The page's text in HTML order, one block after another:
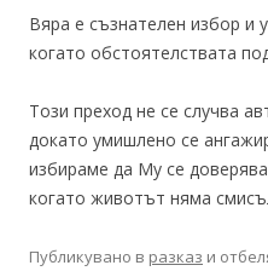
Вяра е съзнателен избор и
когато обстоятелствата
Този преход не се случва
докато умишлено се
избираме да Му се
когато животът няма
Публикувано в разказ и